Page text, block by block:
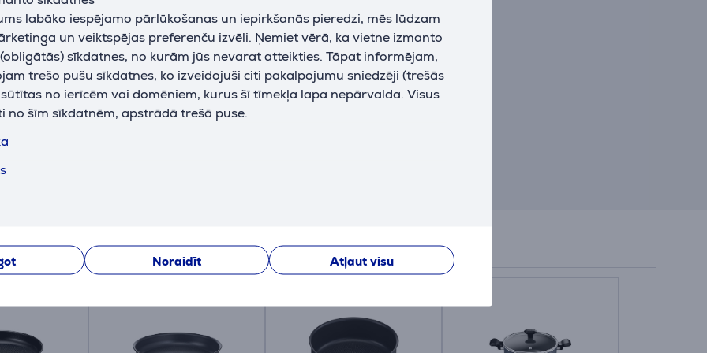
labāko iespējamo pārlūkošanas un iepirkšanās pieredzi, mēs lūdzam
un veiktspējas preferenču izvēli. Ņemiet vērā, ka vietne izmanto
sīkdatnes, no kurām jūs nevarat atteikties. Tāpat informējam,
trešo pušu sīkdatnes, ko izveidojuši citi pakalpojumu sniedzēji (trešās
sūtītas no ierīcēm vai domēniem, kurus šī tīmekļa lapa nepārvalda. Visus
no šīm sīkdatnēm, apstrādā trešā puse.
Noraidīt Atļaut visu
siltuma sadale
krāsa
melna
Saistītās preces